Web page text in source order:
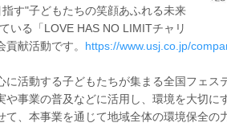
す"子どもたちの笑顔あふれる未来
いる「LOVE HAS NO LIMITチャリ
献活動です。 https://www.usj.co.jp/
に活動する子どもたちが集まる全国フェ
や事業の普及などに活用し、環境を大切
、本事業を通じて地域全体の環境保全